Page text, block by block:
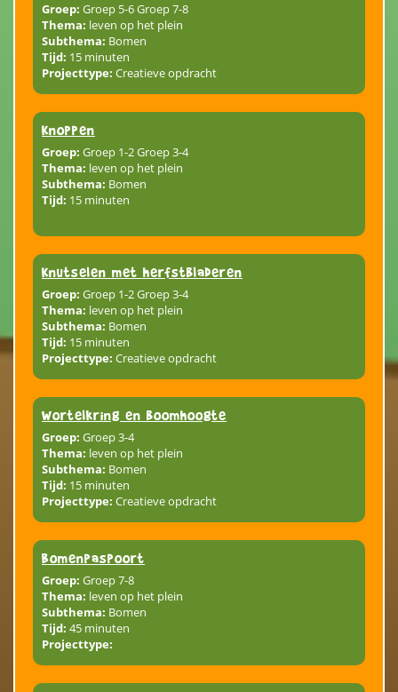
Groep: Groep 5-6 Groep 7-8
Thema: leven op het plein
Subthema: Bomen
Tijd: 15 minuten
Projecttype: Creatieve opdracht
Knoppen
Groep: Groep 1-2 Groep 3-4
Thema: leven op het plein
Subthema: Bomen
Tijd: 15 minuten
Knutselen met herfstbladeren
Groep: Groep 1-2 Groep 3-4
Thema: leven op het plein
Subthema: Bomen
Tijd: 15 minuten
Projecttype: Creatieve opdracht
Wortelkring en boomhoogte
Groep: Groep 3-4
Thema: leven op het plein
Subthema: Bomen
Tijd: 15 minuten
Projecttype: Creatieve opdracht
Bomenpaspoort
Groep: Groep 7-8
Thema: leven op het plein
Subthema: Bomen
Tijd: 45 minuten
Projecttype: